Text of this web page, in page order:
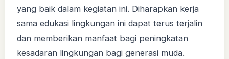
yang baik dalam kegiatan ini. Diharapkan kerja
sama edukasi lingkungan ini dapat terus terjalin
dan memberikan manfaat bagi peningkatan
kesadaran lingkungan bagi generasi muda.